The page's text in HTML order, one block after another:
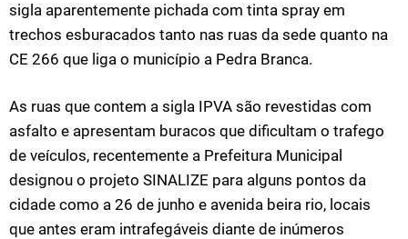
sigla aparentemente pichada com tinta spray em
trechos esburacados tanto nas ruas da sede quanto na
CE 266 que liga o município a Pedra Branca.
As ruas que contem a sigla IPVA são revestidas com
asfalto e apresentam buracos que dificultam o trafego
de veículos, recentemente a Prefeitura Municipal
designou o projeto SINALIZE para alguns pontos da
cidade como a 26 de junho e avenida beira rio, locais
que antes eram intrafegáveis diante de inúmeros